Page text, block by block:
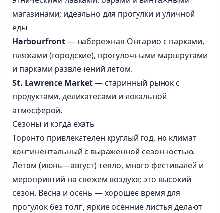
магазинами; идеально для прогулки и уличной
еды.
Harbourfront— набережная Онтарио с парками,
пляжами (городские), прогулочными маршрутами
и парками развлечений летом.
St. Lawrence Market— старинный рынок с
продуктами, деликатесами и локальной
атмосферой.
Сезоны и когда ехать
Торонто привлекателен круглый год, но климат
континентальный с выраженной сезонностью.
Летом (июнь—август) тепло, много фестивалей и
мероприятий на свежем воздухе; это высокий
сезон. Весна и осень — хорошее время для
прогулок без толп, яркие осенние листья делают